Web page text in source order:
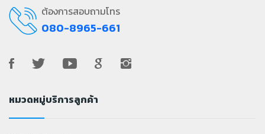
ต้องการสอบถามโทร
080-8965-661
หมวดหมู่บริการลูกค้า